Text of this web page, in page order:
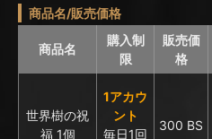
商品名/販売価格
商品名
購入制
限
販売価
格
世界樹の祝
福 1個
1アカウ
ント
毎日1回
300 BS